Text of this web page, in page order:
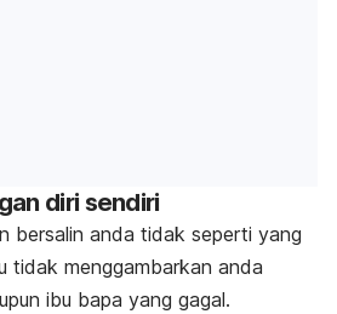
diri sendiri
bersalin anda tidak seperti yang
tidak menggambarkan anda
ibu bapa yang gagal.